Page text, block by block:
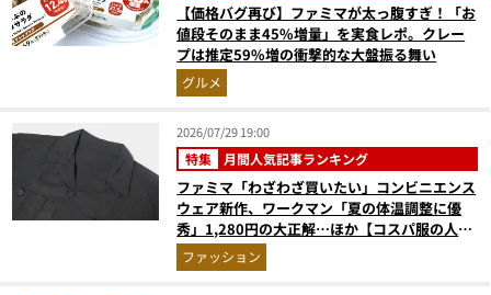
【価格バグ再び】ファミマが太っ腹すぎ！「お
値段そのまま45%増量」を実食レポ。クレー
プは推定59%増の衝撃的な大盤振る舞い
グルメ
2026/07/29 19:00
特集 月間人気記事ランキング
ファミマ「わざわざ買いたい」コンビニエンス
ウェア新作、ワークマン「夏の体温調整に優
秀」1,280円の大正解…ほか【コスパ服の人気
記事ランキングベスト3】（2026年6月版）
ファッション